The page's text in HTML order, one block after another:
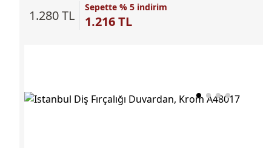
1.280 TL
Sepette % 5 indirim
1.216 TL